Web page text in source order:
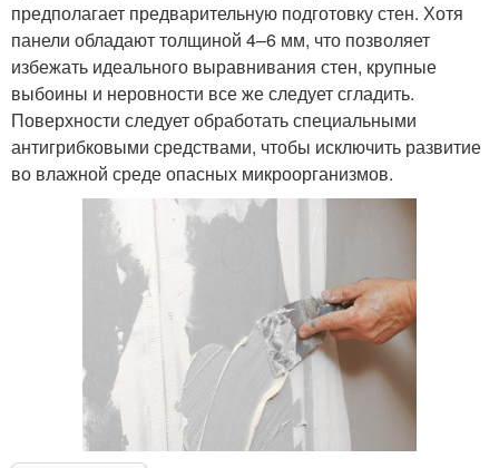
предполагает предварительную подготовку стен. Хотя
панели обладают толщиной 4–6 мм, что позволяет
избежать идеального выравнивания стен, крупные
выбоины и неровности все же следует сгладить.
Поверхности следует обработать специальными
антигрибковыми средствами, чтобы исключить развитие
во влажной среде опасных микроорганизмов.